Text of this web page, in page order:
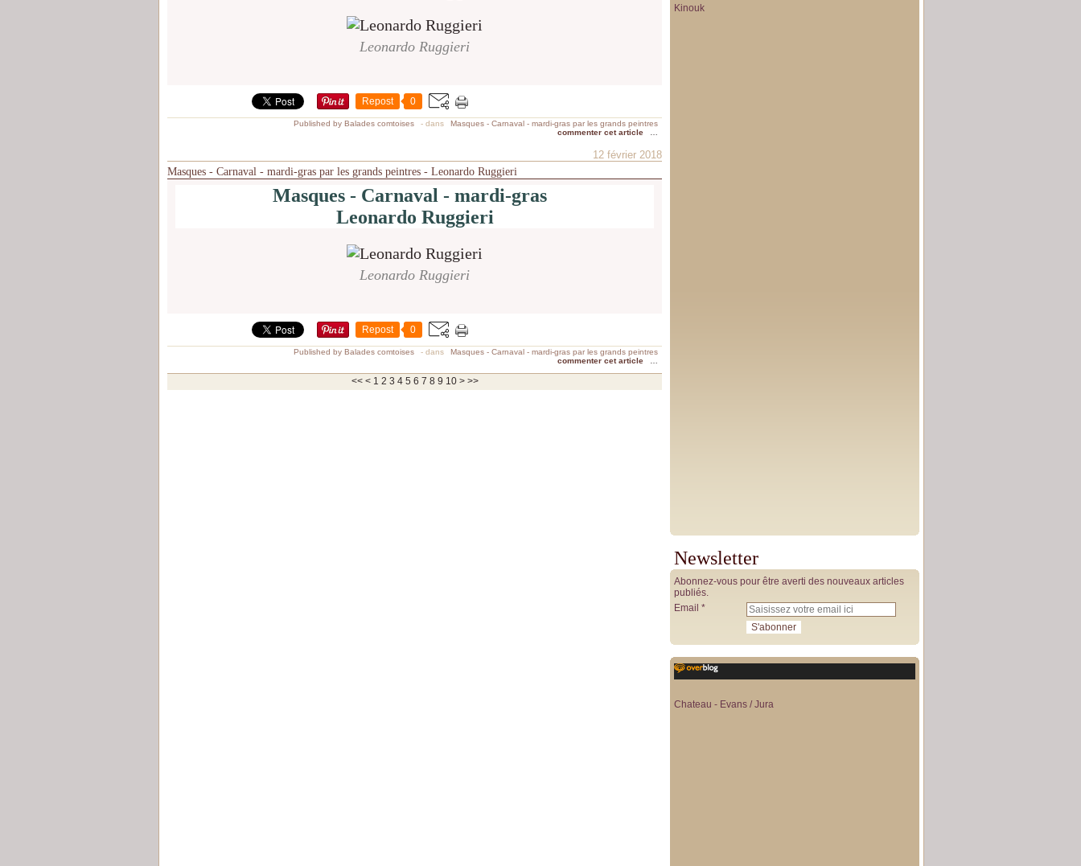
Leonardo Ruggieri
Repost 0
Published by Balades comtoises - dans
Masques - Carnaval - mardi-gras par les grands peintres
commenter cet article
12 février 2018
Masques - Carnaval - mardi-gras par les grands peintres - Leonardo Ruggieri
Masques - Carnaval - mardi-gras
Leonardo Ruggieri
Leonardo Ruggieri
Repost 0
Published by Balades comtoises - dans
Masques - Carnaval - mardi-gras par les grands peintres
commenter cet article
<< < 1 2 3 4 5 6 7 8 9 10 > >>
Kinouk
Newsletter
Abonnez-vous pour être averti des nouveaux articles
publiés.
Email
Chateau - Evans / Jura